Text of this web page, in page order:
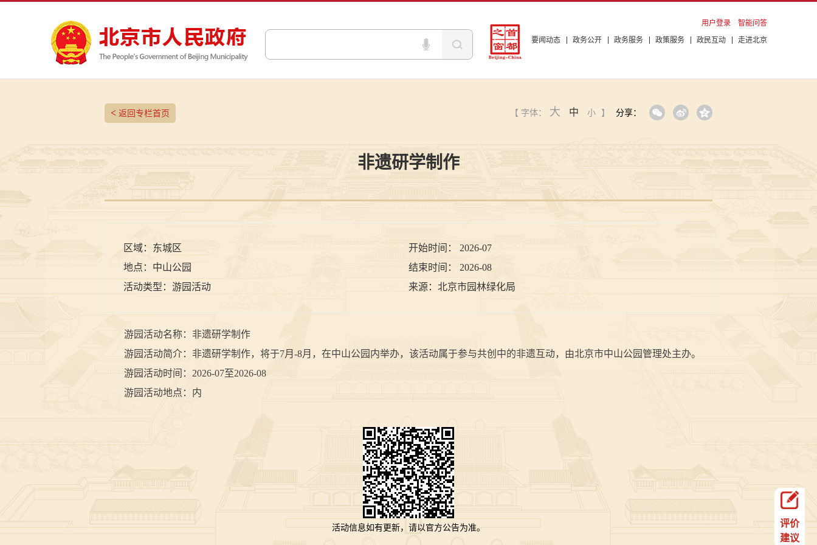
要闻动态 政务公开 政务服务 政策服务 政民互动 走进北京
用户登录 智能问答
< 返回专栏首页 分享：
【 字体： 大 中 小 】
非遗研学制作
区域： 东城区 开始时间：
2026-07
地点： 中山公园 结束时间：
2026-08
活动类型： 游园活动 来源： 北京市园林绿化局
游园活动名称：非遗研学制作
游园活动简介：非遗研学制作，将于7月-8月，在中山公园内举办，该活动属于参与共创中的非遗互动，由北京市中山公园管理处主办。
游园活动时间：2026-07至2026-08
游园活动地点：内
活动信息如有更新，请以官方公告为准。
评价
建议